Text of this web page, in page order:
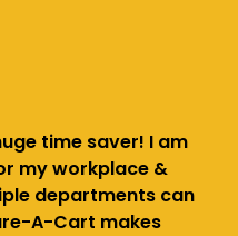
time saver! I am
my workplace &
departments can
A-Cart makes